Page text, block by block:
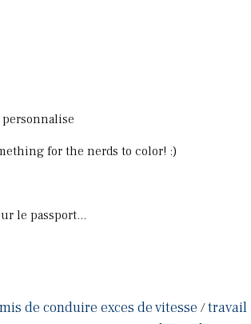
for the nerds to color! :)
le passport...
de conduire exces de vitesse /travail